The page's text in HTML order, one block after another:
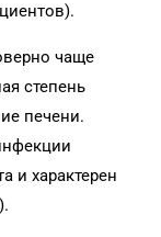
чаще
степень
печени.
и характерен